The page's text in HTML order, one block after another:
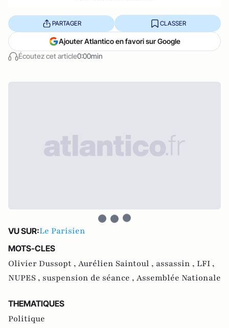
Écoutez cet article0:00min
PARTAGER CLASSER
Ajouter Atlantico en favori sur Google
VU SUR:Le Parisien
MOTS-CLES
Olivier Dussopt , Aurélien Saintoul , assassin , LFI ,
NUPES , suspension de séance , Assemblée Nationale
THEMATIQUES
Politique